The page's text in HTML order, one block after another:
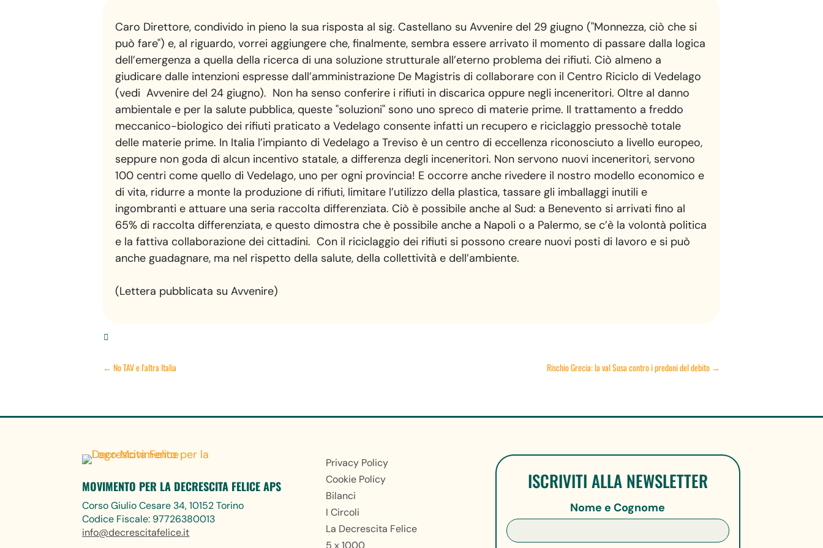
Caro Direttore, condivido in pieno la sua risposta al sig. Castellano su Avvenire del 29 giugno ("Monnezza, ciò che si
può fare") e, al riguardo, vorrei aggiungere che, finalmente, sembra essere arrivato il momento di passare dalla logica
dell’emergenza a quella della ricerca di una soluzione strutturale all’eterno problema dei rifiuti. Ciò almeno a
giudicare dalle intenzioni espresse dall’amministrazione De Magistris di collaborare con il Centro Riciclo di Vedelago
(vedi Avvenire del 24 giugno). Non ha senso conferire i rifiuti in discarica oppure negli inceneritori. Oltre al danno
ambientale e per la salute pubblica, queste "soluzioni" sono uno spreco di materie prime. Il trattamento a freddo
meccanico-biologico dei rifiuti praticato a Vedelago consente infatti un recupero e riciclaggio pressochè totale
delle materie prime. In Italia l’impianto di Vedelago a Treviso è un centro di eccellenza riconosciuto a livello europeo,
seppure non goda di alcun incentivo statale, a differenza degli inceneritori. Non servono nuovi inceneritori, servono
100 centri come quello di Vedelago, uno per ogni provincia! E occorre anche rivedere il nostro modello economico e
di vita, ridurre a monte la produzione di rifiuti, limitare l’utilizzo della plastica, tassare gli imballaggi inutili e
ingombranti e attuare una seria raccolta differenziata. Ciò è possibile anche al Sud: a Benevento si arrivati fino al
65% di raccolta differenziata, e questo dimostra che è possibile anche a Napoli o a Palermo, se c’è la volontà politica
e la fattiva collaborazione dei cittadini. Con il riciclaggio dei rifiuti si possono creare nuovi posti di lavoro e si può
anche guadagnare, ma nel rispetto della salute, della collettività e dell’ambiente.
(Lettera pubblicata su Avvenire)

←No TAV e l'altra Italia Rischio Grecia: la val Susa contro i predoni del debito→
MOVIMENTO PER LA DECRESCITA FELICE APS
Corso Giulio Cesare 34, 10152 Torino
Codice Fiscale: 97726380013
info@decrescitafelice.it
Privacy Policy
Cookie Policy
Bilanci
I Circoli
La Decrescita Felice
5 x 1000
ISCRIVITI ALLA NEWSLETTER
Nome e Cognome